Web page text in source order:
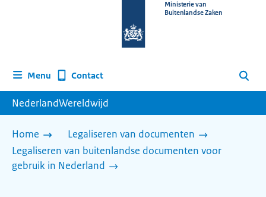
homepage
Ministerie van
Buitenlandse Zaken
Menu Contact Zoeken
NederlandWereldwijd
Home
Legaliseren van documenten
Legaliseren van buitenlandse documenten voor
gebruik in Nederland